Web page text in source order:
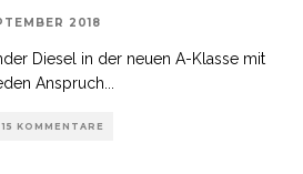
2018
Diesel in der neuen A-Klasse mit
Anspruch
15 KOMMENTARE